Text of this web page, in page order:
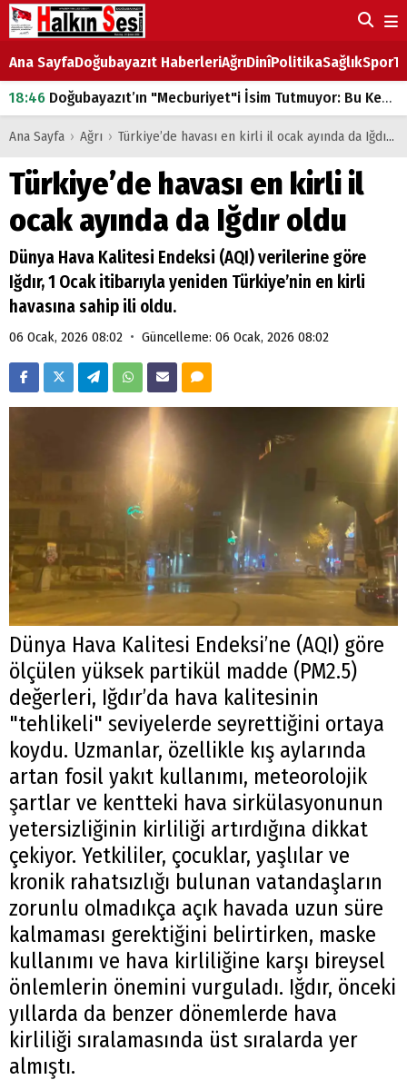
Ana SayfaDoğubayazıt HaberleriAğrıDinîPolitikaSağlıkSpor
18:46 Doğubayazıt’ın "Mecburiyet"i İsim Tutmuyor: Bu Kez de Mem u Zîn Oldu!
07:53Doğubayazıt’ta Ekmek Fiyatlarına Zam
07:16
Doğubayazıt'ta çocukların sırtındaki ağır yük
07:00
DEVLET ve HÜKÜMET
18:29ÇARŞI CADDESİ YAZ BOZ TAHTASI
Ana Sayfa › Ağrı › Türkiye’de havası en kirli il ocak ayında da Iğdır oldu
Türkiye’de havası en kirli il
ocak ayında da Iğdır oldu
Dünya Hava Kalitesi Endeksi (AQI) verilerine göre
Iğdır, 1 Ocak itibarıyla yeniden Türkiye’nin en kirli
havasına sahip ili oldu.
06 Ocak, 2026 08:02 • Güncelleme: 06 Ocak, 2026 08:02
Dünya Hava Kalitesi Endeksi’ne (AQI) göre
ölçülen yüksek partikül madde (PM2.5)
değerleri, Iğdır’da hava kalitesinin
"tehlikeli" seviyelerde seyrettiğini ortaya
koydu. Uzmanlar, özellikle kış aylarında
artan fosil yakıt kullanımı, meteorolojik
şartlar ve kentteki hava sirkülasyonunun
yetersizliğinin kirliliği artırdığına dikkat
çekiyor. Yetkililer, çocuklar, yaşlılar ve
kronik rahatsızlığı bulunan vatandaşların
zorunlu olmadıkça açık havada uzun süre
kalmaması gerektiğini belirtirken, maske
kullanımı ve hava kirliliğine karşı bireysel
önlemlerin önemini vurguladı. Iğdır, önceki
yıllarda da benzer dönemlerde hava
kirliliği sıralamasında üst sıralarda yer
almıştı.